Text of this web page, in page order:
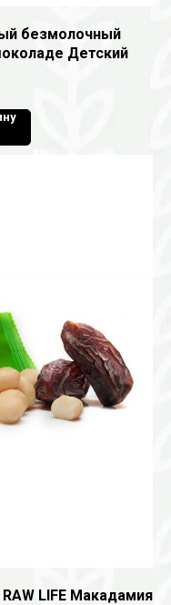
безмолочный
Детский
LIFE Макадамия